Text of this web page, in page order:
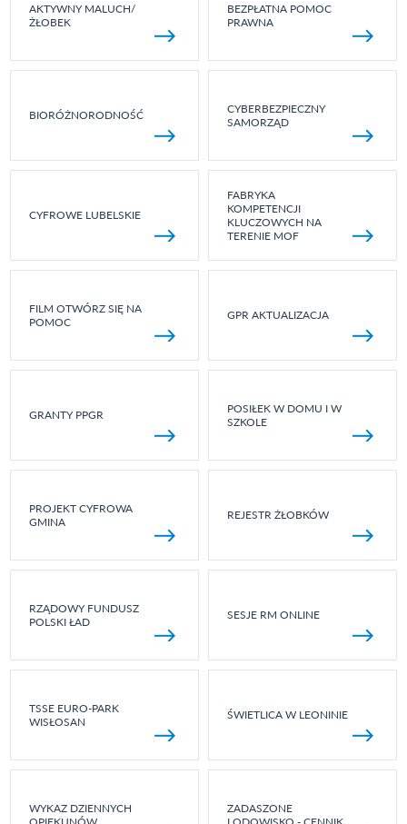
AKTYWNY MALUCH/
ŻŁOBEK
BEZPŁATNA POMOC
PRAWNA
BIORÓŻNORODNOŚĆ
CYBERBEZPIECZNY
SAMORZĄD
CYFROWE LUBELSKIE
FABRYKA
KOMPETENCJI
KLUCZOWYCH NA
TERENIE MOF
FILM OTWÓRZ SIĘ NA
POMOC
GPR AKTUALIZACJA
GRANTY PPGR
POSIŁEK W DOMU I W
SZKOLE
PROJEKT CYFROWA
GMINA
REJESTR ŻŁOBKÓW
RZĄDOWY FUNDUSZ
POLSKI ŁAD
SESJE RM ONLINE
TSSE EURO-PARK
WISŁOSAN
ŚWIETLICA W LEONINIE
WYKAZ DZIENNYCH
ZADASZONE